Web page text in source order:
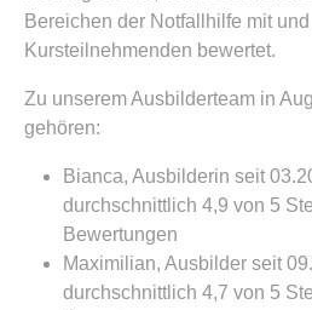
Bereichen der Notfallhilfe mit
Kursteilnehmenden bewertet.
Zu unserem Ausbilderteam in
gehören:
Bianca, Ausbilderin seit
durchschnittlich 4,9 von 5
Bewertungen
Maximilian, Ausbilder seit
durchschnittlich 4,7 von 5